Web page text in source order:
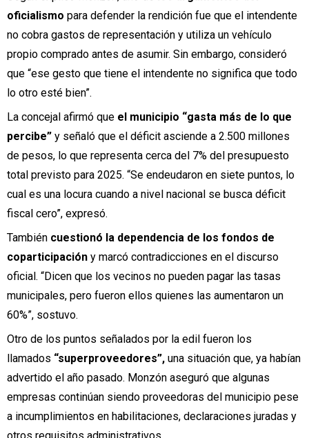
oficialismo para defender la rendición fue que el intendente
no cobra gastos de representación y utiliza un vehículo
propio comprado antes de asumir. Sin embargo, consideró
que “ese gesto que tiene el intendente no significa que todo
lo otro esté bien”.
La concejal afirmó que el municipio “gasta más de lo que
percibe” y señaló que el déficit asciende a 2.500 millones
de pesos, lo que representa cerca del 7% del presupuesto
total previsto para 2025. “Se endeudaron en siete puntos, lo
cual es una locura cuando a nivel nacional se busca déficit
fiscal cero”, expresó.
También cuestionó la dependencia de los fondos de
coparticipación y marcó contradicciones en el discurso
oficial. “Dicen que los vecinos no pueden pagar las tasas
municipales, pero fueron ellos quienes las aumentaron un
60%”, sostuvo.
Otro de los puntos señalados por la edil fueron los
llamados “superproveedores”, una situación que, ya habían
advertido el año pasado. Monzón aseguró que algunas
empresas continúan siendo proveedoras del municipio pese
a incumplimientos en habilitaciones, declaraciones juradas y